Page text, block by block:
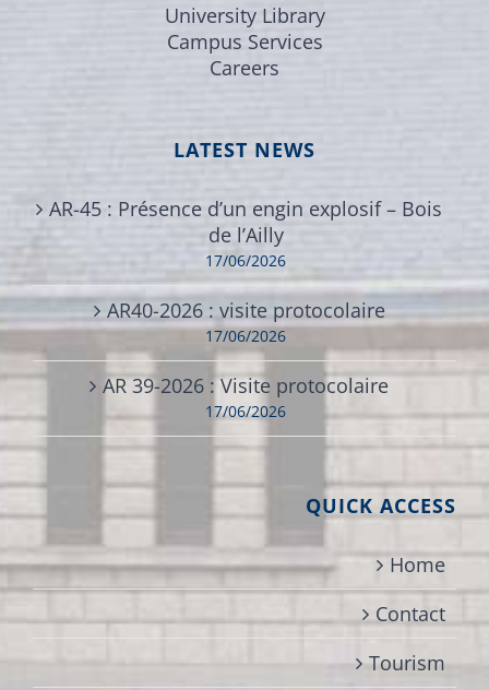
University Library
Campus Services
Careers
LATEST NEWS
AR-45 : Présence d’un engin explosif – Bois
de l’Ailly
17/06/2026
AR40-2026 : visite protocolaire
17/06/2026
AR 39-2026 : Visite protocolaire
17/06/2026
QUICK ACCESS
Home
Contact
Tourism